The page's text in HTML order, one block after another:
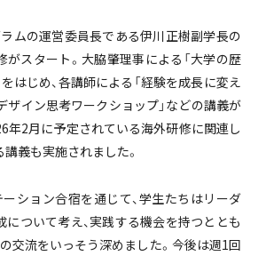
ムの運営委員長である伊川正樹副学長の
がスタート。大脇肇理事による「大学の歴
はじめ、各講師による「経験を成長に変え
ザイン思考ワークショップ」などの講義が
年2月に予定されている海外研修に関連し
義も実施されました。
ション合宿を通じて、学生たちはリーダ
ついて考え、実践する機会を持つととも
交流をいっそう深めました。今後は週1回